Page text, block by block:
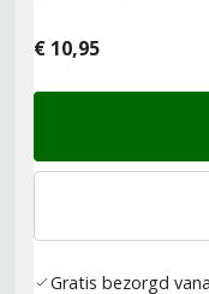
€ 10,95
Gratis bezorgd